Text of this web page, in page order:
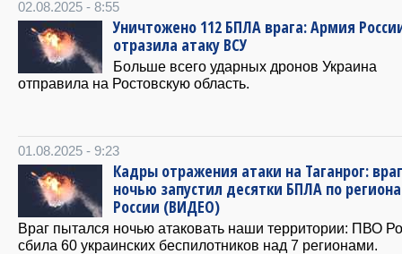
02.08.2025 - 8:55
Уничтожено 112 БПЛА врага: Армия
отразила атаку ВСУ
Больше всего ударных дронов Украина
отправила на Ростовскую область.
01.08.2025 - 9:23
Кадры отражения атаки на Таганрог: враг
ночью запустил десятки БПЛА по
России (ВИДЕО)
Враг пытался ночью атаковать наши территории: ПВО
сбила 60 украинских беспилотников над 7 регионами.